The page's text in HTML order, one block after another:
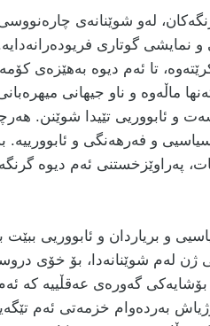
لەو شوێنانەی
گوتاری
تا ئەم دیوە بەهێزەی
ماڵەوە و ناو جیهانی
و ئابووریی تێیدا شوێنن.
و فەرهەنگی و ئابوورییە.
پەراوێزخستنی ئەم دیوە
و بریاردان و ئابووریی ببێت
ژن لەم شوێنانەدا، بۆ خۆی
گەورەی عەقڵییە كە ئەم
بەردەوام خزمەتی ئەم